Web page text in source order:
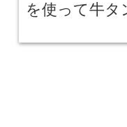
を使って牛タ